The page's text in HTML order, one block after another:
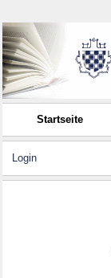
Startseite
Login